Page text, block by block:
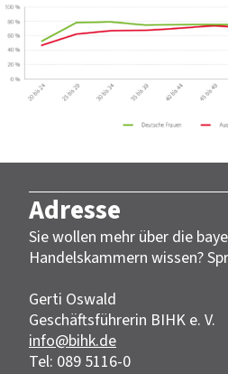
Adresse
Sie wollen mehr über die
Handelskammern wissen?
Gerti Oswald
Geschäftsführerin BIHK e. V.
info@bihk.de
Tel: 089 5116-0